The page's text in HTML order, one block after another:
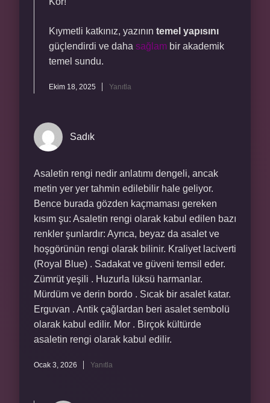
Kıymetli katkınız, yazının temel yapısını
güçlendirdi ve daha sağlam bir akademik
temel sundu.
Ekim 18, 2025 Yanıtla
Sadık
Asaletin rengi nedir anlatımı dengeli, ancak
metin yer yer tahmin edilebilir hale geliyor.
Bence burada gözden kaçmaması gereken
kısım şu: Asaletin rengi olarak kabul edilen bazı
renkler şunlardır: Ayrıca, beyaz da asalet ve
hoşgörünün rengi olarak bilinir. Kraliyet laciverti
(Royal Blue) . Sadakat ve güveni temsil eder.
Zümrüt yeşili . Huzurla lüksü harmanlar.
Mürdüm ve derin bordo . Sıcak bir asalet katar.
Erguvan . Antik çağlardan beri asalet sembolü
olarak kabul edilir. Mor . Birçok kültürde
asaletin rengi olarak kabul edilir.
Ocak 3, 2026 Yanıtla